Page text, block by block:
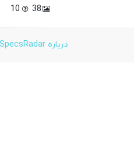
38
10
درباره SpecsRadar